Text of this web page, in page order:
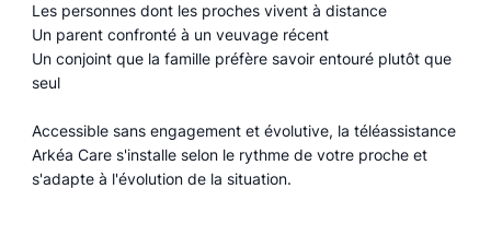
Les personnes dont les proches vivent à distance
Un parent confronté à un veuvage récent
Un conjoint que la famille préfère savoir entouré plutôt que
seul
Accessible sans engagement et évolutive, la téléassistance
Arkéa Care s'installe selon le rythme de votre proche et
s'adapte à l'évolution de la situation.